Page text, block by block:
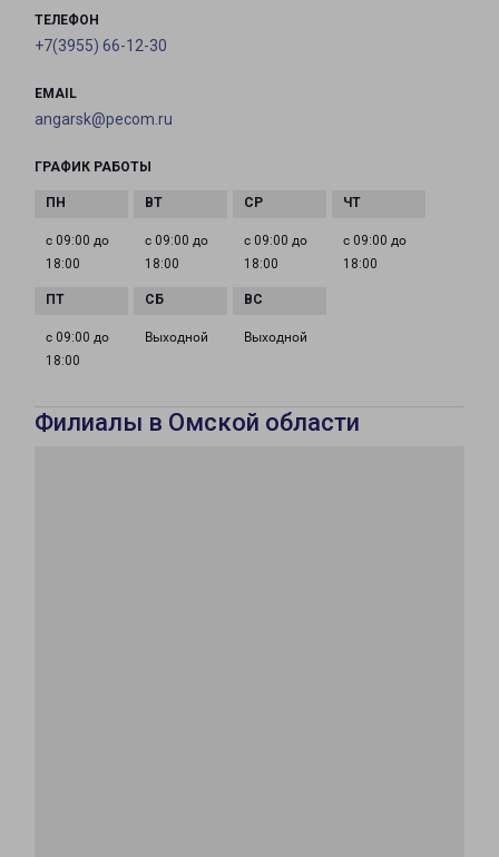
ТЕЛЕФОН
+7(3955) 66-12-30
EMAIL
angarsk@pecom.ru
ГРАФИК РАБОТЫ
с 09:00 до
18:00
с 09:00 до
18:00
с 09:00 до
18:00
с 09:00 до
18:00
с 09:00 до
18:00
Выходной Выходной
Филиалы в Омской области